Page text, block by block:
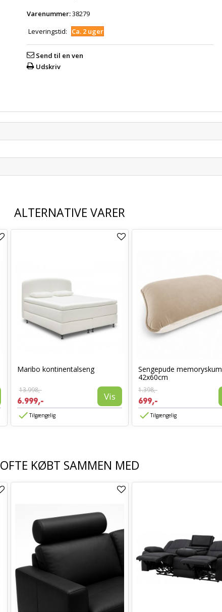
Varenummer:38279
Leveringstid:
Ca. 2 uger
Send til en ven
Udskriv
ALTERNATIVE VARER
Maribo kontinentalseng
13.998,-
6.999,- Vis
Tilgængelig
Sengepude memoryskum
42x60cm
1.398,-
699,-
Tilgængelig
OFTE KØBT SAMMEN MED